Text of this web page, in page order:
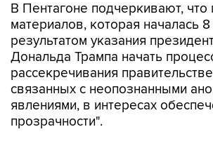
В Пентагоне подчеркивают, что
материалов, которая началась
результатом указания
Дональда Трампа начать
рассекречивания
связанных с неопознанными
явлениями, в интересах
прозрачности".